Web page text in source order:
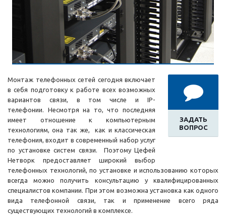
ЗАДАТЬ
ВОПРОС
Монтаж телефонных сетей сегодня включает
в себя подготовку к работе всех возможных
вариантов связи, в том числе и IP-
телефонии. Несмотря на то, что последняя
имеет отношение к компьютерным
технологиям, она так же, как и классическая
телефония, входит в современный набор услуг
по установке систем связи. Поэтому Цефей
Нетворк предоставляет широкий выбор
телефонных технологий, по установке и использованию которых
всегда можно получить консультацию у квалифицированных
специалистов компании. При этом возможна установка как одного
вида телефонной связи, так и применение всего ряда
существующих технологий в комплексе.